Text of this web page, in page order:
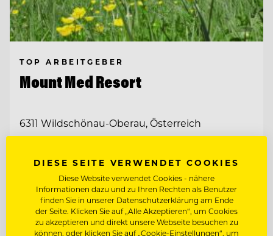
TOP ARBEITGEBER
Mount Med Resort
6311 Wildschönau-Oberau, Österreich
OFFICE SPECIALIST (M/W/D)
FRONT OFFICE & RESERVIERUNGS
MITARBEITER:IN
Entdecke alle Jobs
DIESE SEITE VERWENDET COOKIES
Diese Website verwendet Cookies - nähere
Informationen dazu und zu Ihren Rechten als Benutzer
finden Sie in unserer Datenschutzerklärung am Ende
der Seite. Klicken Sie auf „Alle Akzeptieren“, um Cookies
zu akzeptieren und direkt unsere Webseite besuchen zu
können, oder klicken Sie auf „Cookie-Einstellungen“, um